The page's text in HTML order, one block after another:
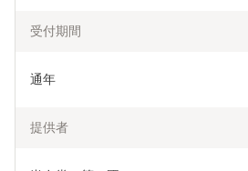
受付期間
通年
提供者